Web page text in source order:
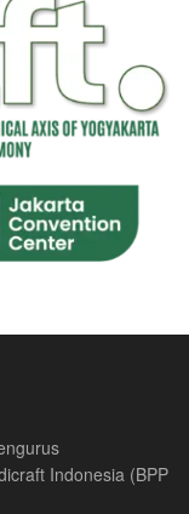
Indonesia (BPP